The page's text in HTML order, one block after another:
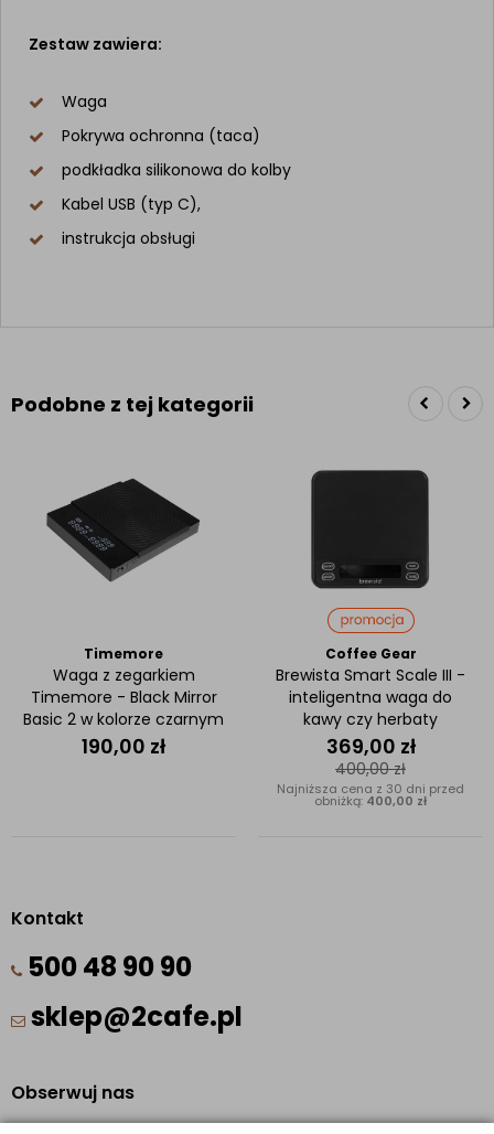
Zestaw zawiera:
Waga
Pokrywa ochronna (taca)
podkładka silikonowa do kolby
Kabel USB (typ C),
instrukcja obsługi
Podobne z tej kategorii
Timemore
Waga z zegarkiem
Timemore - Black Mirror
Basic 2 w kolorze czarnym
190,00 zł
Coffee Gear
Brewista Smart Scale III -
inteligentna waga do
kawy czy herbaty
369,00 zł
400,00zł
Najniższa cena z 30 dni przed
obniżką: 400,00 zł
Kontakt
500 48 90 90
sklep@2cafe.pl
Obserwuj nas